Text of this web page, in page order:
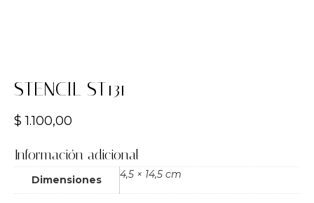
STENCIL ST131
$ 1.100,00
Información adicional
Dimensiones 4,5 × 14,5 cm